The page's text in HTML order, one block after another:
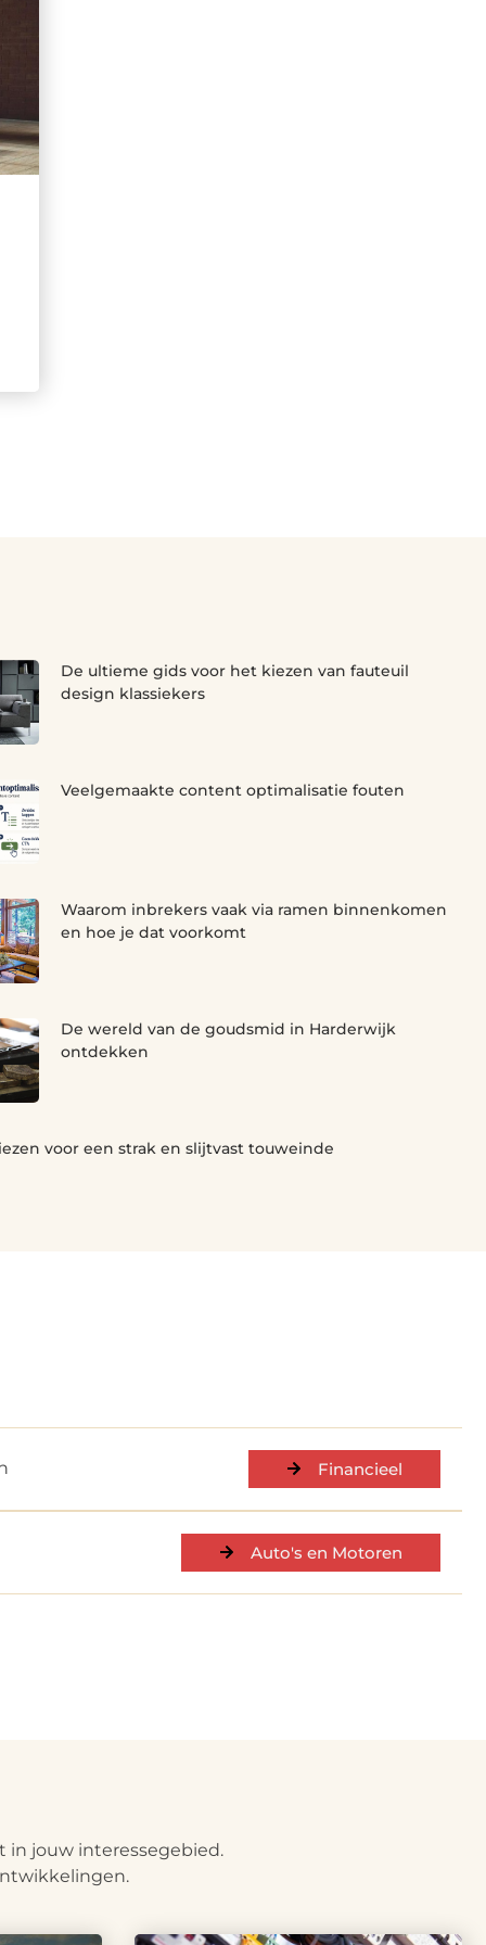
De ultieme gids voor het kiezen van fauteuil
design klassiekers
Veelgemaakte content optimalisatie fouten
Waarom inbrekers vaak via ramen binnenkomen
en hoe je dat voorkomt
De wereld van de goudsmid in Harderwijk
ontdekken
voor een strak en slijtvast touweinde
Financieel
Auto's en Motoren
jouw interessegebied.